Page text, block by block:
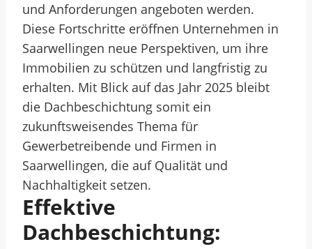
und Anforderungen angeboten werden.
Diese Fortschritte eröffnen Unternehmen in
Saarwellingen neue Perspektiven, um ihre
Immobilien zu schützen und langfristig zu
erhalten. Mit Blick auf das Jahr 2025 bleibt
die Dachbeschichtung somit ein
zukunftsweisendes Thema für
Gewerbetreibende und Firmen in
Saarwellingen, die auf Qualität und
Nachhaltigkeit setzen.
Effektive
Dachbeschichtung: